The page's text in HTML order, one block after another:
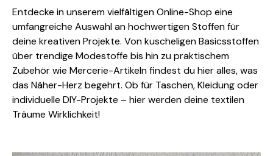
Entdecke in unserem vielfältigen Online-Shop eine
umfangreiche Auswahl an hochwertigen Stoffen für
deine kreativen Projekte. Von kuscheligen Basicsstoffen
über trendige Modestoffe bis hin zu praktischem
Zubehör wie Mercerie-Artikeln findest du hier alles, was
das Näher-Herz begehrt. Ob für Taschen, Kleidung oder
individuelle DIY-Projekte – hier werden deine textilen
Träume Wirklichkeit!